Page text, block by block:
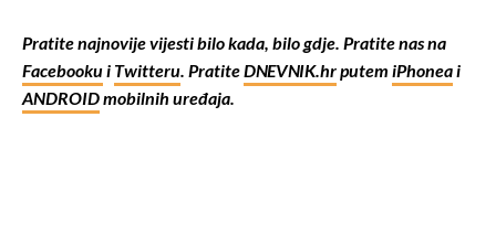
Pratite najnovije vijesti bilo kada, bilo gdje. Pratite nas na
Facebookui Twitteru. PratiteDNEVNIK.hrputem iPhoneai
ANDROIDmobilnih uređaja.